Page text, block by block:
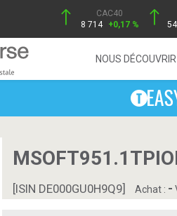
CAC40
8 714 +0,17 %
NOUS DÉCOUVRIR
[ISIN DE000GU0H9Q9] Achat : -